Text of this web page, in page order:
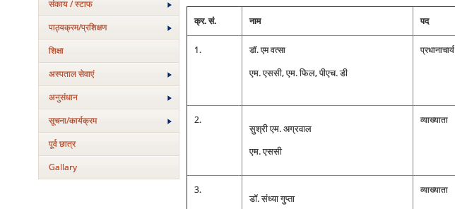
संकाय / स्टाफ
पाठ्यक्रम/प्रशिक्षण
शिक्षा
अस्‍पताल सेवाएं
अनुसंधान
सूचना/कार्यक्रम
पूर्व छात्र
Gallary
क्र. सं. नाम पद
1.
डॉ. एम वत्‍सा
एम. एससी, एम. फिल, पीएच. डी
प्रधानाचार्य
2.
सुश्री एम. अग्रवाल
एम. एससी
व्‍याख्‍याता
3.
डॉ. संध्‍या गुप्‍ता
व्‍याख्‍याता